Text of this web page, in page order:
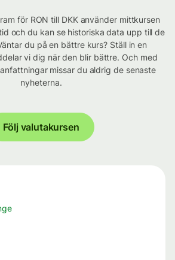
för RON till DKK använder mittkursen
och du kan se historiska data upp till de
du på en bättre kurs? Ställ in en
vi dig när den blir bättre. Och med
missar du aldrig de senaste
nyheterna.
Följ valutakursen